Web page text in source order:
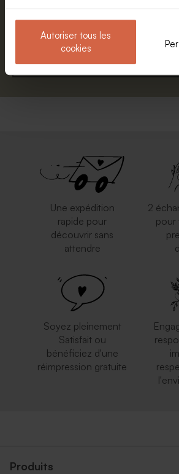
Autoriser tous les
cookies
E-mail
S'abonner
Une expédition
rapide pour
découvrir sans
attendre
2
pour
Soyez pleinement
Satisfait ou
bénéficiez d'une
réimpression gratuite
Produits